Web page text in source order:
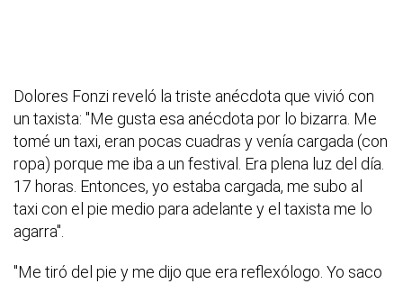
Dolores Fonzi reveló la triste anécdota que vivió con
un taxista: "Me gusta esa anécdota por lo bizarra. Me
tomé un taxi, eran pocas cuadras y venía cargada (con
ropa) porque me iba a un festival. Era plena luz del día.
17 horas. Entonces, yo estaba cargada, me subo al
taxi con el pie medio para adelante y el taxista me lo
agarra".
"Me tiró del pie y me dijo que era reflexólogo. Yo saco